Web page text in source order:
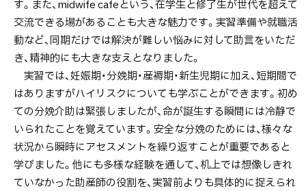
す。また、midwife cafeという、在学生と修了生が世代を超えて
交流できる場があることも大きな魅力です。実習準備や就職活
動など、同期だけでは解決が難しい悩みに対して助言をいただ
き、精神的にも大きな支えとなりました。
実習では、妊娠期・分娩期・産褥期・新生児期に加え、短期間で
はありますがハイリスクについても学ぶことができます。初め
ての分娩介助は緊張しましたが、命が誕生する瞬間には冷静で
いられたことを覚えています。安全な分娩のためには、様々な
状況から瞬時にアセスメントを繰り返すことが重要であると
学びました。他にも多様な経験を通して、机上では想像しきれ
ていなかった助産師の役割を、実習前よりも具体的に捉えられ